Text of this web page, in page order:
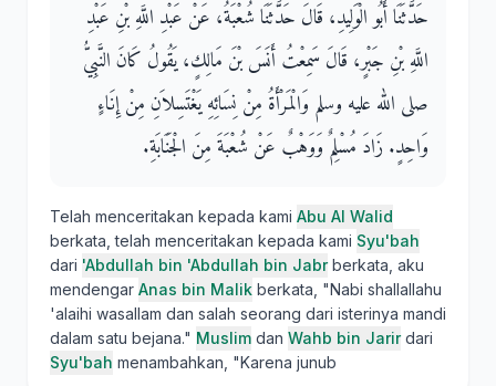
حَدَّثَنَا أَبُو الْوَلِيدِ، قَالَ حَدَّثَنَا شُعْبَةُ، عَنْ عَبْدِ اللَّهِ بْنِ عَبْدِ
اللَّهِ بْنِ جَبْرٍ، قَالَ سَمِعْتُ أَنَسَ بْنَ مَالِكٍ، يَقُولُ كَانَ النَّبِيُّ
صلى الله عليه وسلم وَالْمَرْأَةُ مِنْ نِسَائِهِ يَغْتَسِلاَنِ مِنْ إِنَاءٍ
وَاحِدٍ‏.‏ زَادَ مُسْلِمٌ وَوَهْبٌ عَنْ شُعْبَةَ مِنَ الْجَنَابَةِ‏.‏
Telah menceritakan kepada kami Abu Al Walid
berkata, telah menceritakan kepada kami Syu'bah
dari 'Abdullah bin 'Abdullah bin Jabrberkata, aku
mendengar Anas bin Malik berkata, "Nabi shallallahu
'alaihi wasallam dan salah seorang dari isterinya mandi
dalam satu bejana." Muslim dan Wahb bin Jarirdari
Syu'bah menambahkan, "Karena junub